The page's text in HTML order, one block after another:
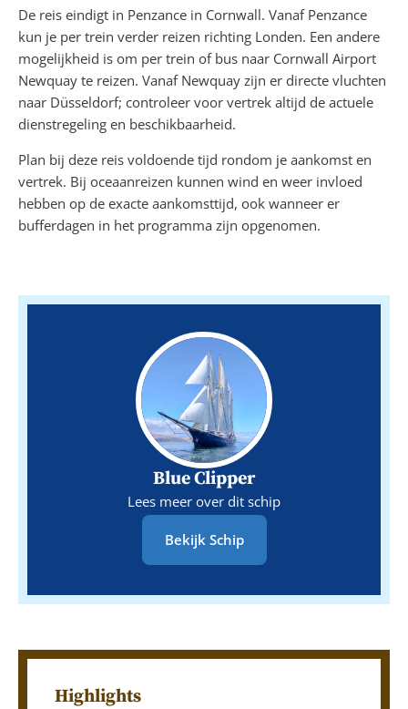
De reis eindigt in Penzance in Cornwall. Vanaf Penzance
kun je per trein verder reizen richting Londen. Een andere
mogelijkheid is om per trein of bus naar Cornwall Airport
Newquay te reizen. Vanaf Newquay zijn er directe vluchten
naar Düsseldorf; controleer voor vertrek altijd de actuele
dienstregeling en beschikbaarheid.
Plan bij deze reis voldoende tijd rondom je aankomst en
vertrek. Bij oceaanreizen kunnen wind en weer invloed
hebben op de exacte aankomsttijd, ook wanneer er
bufferdagen in het programma zijn opgenomen.
Blue Clipper
Lees meer over dit schip
Bekijk Schip
Highlights